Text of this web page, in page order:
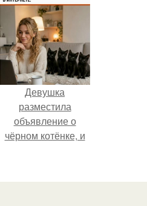
Девушка
разместила
объявление о
чёрном котёнке, и
новый дом.